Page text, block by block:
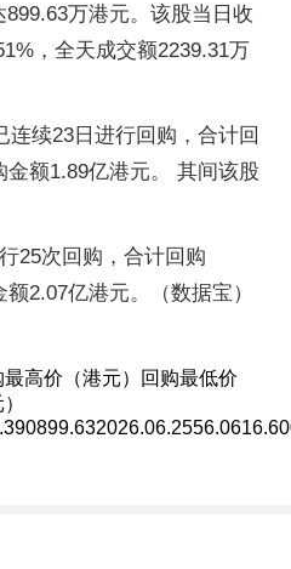
万港元。该股当日收
，全天成交额2239.31万
连续23日进行回购，合计回
金额1.89亿港元。 其间该股
25次回购，合计回购
2.07亿港元。（数据宝）
高价（港元）回购最低价